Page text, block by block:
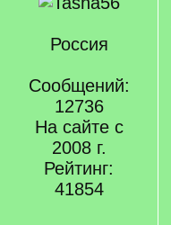
Россия
Сообщений:
12736
На сайте с
2008 г.
Рейтинг:
41854